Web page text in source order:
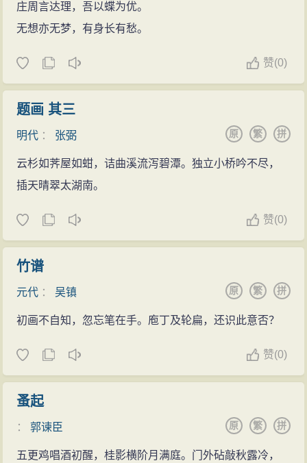
庄周言达理，吾以蝶为优。
无想亦无梦，有身长有愁。
赞(0)
题画 其三
明代 ： 张弼 拼
繁
原
云杉如荠屋如蚶，诘曲溪流泻碧潭。独立小桥吟不尽，
插天晴翠太湖南。
赞(0)
竹谱
元代 ：吴镇 拼
繁
原
初画不自知，忽忘笔在手。庖丁及轮扁，还识此意否？
赞(0)
蚤起
：郭谏臣 拼
繁
原
五更鸡唱酒初醒，桂影横阶月满庭。门外砧敲秋露冷，